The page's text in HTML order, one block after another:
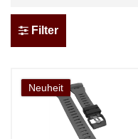
Filter
Neuheit